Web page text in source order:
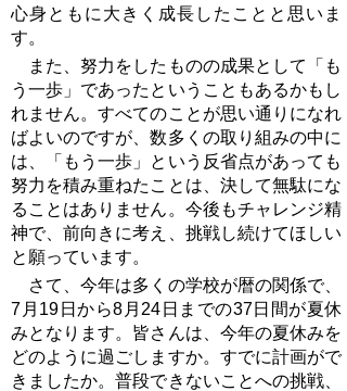
心身ともに大きく成長したことと思いま
す。
また、努力をしたものの成果として「も
う一歩」であったということもあるかもし
れません。すべてのことが思い通りになれ
ばよいのですが、数多くの取り組みの中に
は、「もう一歩」という反省点があっても
努力を積み重ねたことは、決して無駄にな
ることはありません。今後もチャレンジ精
神で、前向きに考え、挑戦し続けてほしい
と願っています。
さて、今年は多くの学校が暦の関係で、
7月19日から8月24日までの37日間が夏休
みとなります。皆さんは、今年の夏休みを
どのように過ごしますか。すでに計画がで
きましたか。普段できないことへの挑戦、